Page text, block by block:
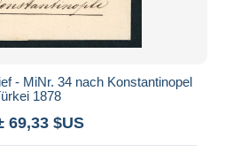
- MiNr. 34 nach Konstantinopel
1878
69,33 $US